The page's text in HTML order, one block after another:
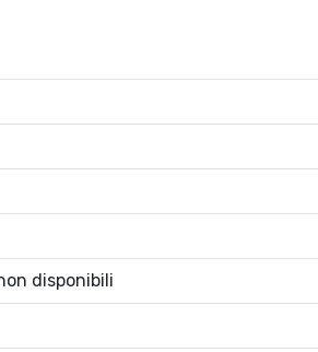
disponibili